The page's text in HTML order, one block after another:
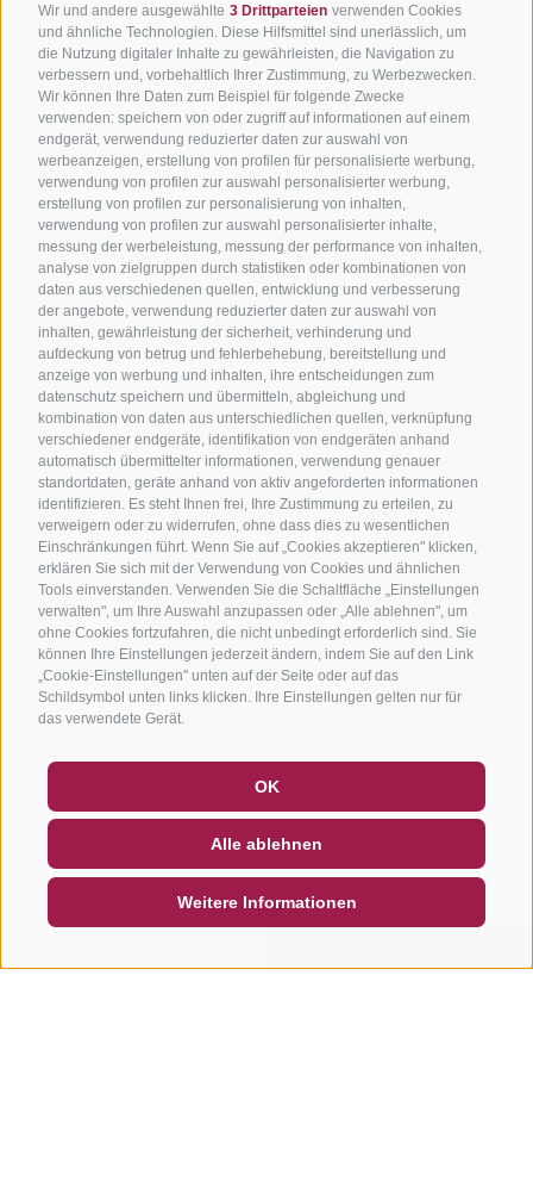
Wir und andere ausgewählte 3 Drittparteien verwenden Cookies
und ähnliche Technologien. Diese Hilfsmittel sind unerlässlich, um
die Nutzung digitaler Inhalte zu gewährleisten, die Navigation zu
verbessern und, vorbehaltlich Ihrer Zustimmung, zu Werbezwecken.
Wir können Ihre Daten zum Beispiel für folgende Zwecke
verwenden: speichern von oder zugriff auf informationen auf einem
endgerät, verwendung reduzierter daten zur auswahl von
werbeanzeigen, erstellung von profilen für personalisierte werbung,
verwendung von profilen zur auswahl personalisierter werbung,
erstellung von profilen zur personalisierung von inhalten,
verwendung von profilen zur auswahl personalisierter inhalte,
messung der werbeleistung, messung der performance von inhalten,
analyse von zielgruppen durch statistiken oder kombinationen von
daten aus verschiedenen quellen, entwicklung und verbesserung
der angebote, verwendung reduzierter daten zur auswahl von
inhalten, gewährleistung der sicherheit, verhinderung und
aufdeckung von betrug und fehlerbehebung, bereitstellung und
anzeige von werbung und inhalten, ihre entscheidungen zum
datenschutz speichern und übermitteln, abgleichung und
kombination von daten aus unterschiedlichen quellen, verknüpfung
verschiedener endgeräte, identifikation von endgeräten anhand
automatisch übermittelter informationen, verwendung genauer
standortdaten, geräte anhand von aktiv angeforderten informationen
identifizieren. Es steht Ihnen frei, Ihre Zustimmung zu erteilen, zu
verweigern oder zu widerrufen, ohne dass dies zu wesentlichen
Einschränkungen führt. Wenn Sie auf „Cookies akzeptieren" klicken,
erklären Sie sich mit der Verwendung von Cookies und ähnlichen
Tools einverstanden. Verwenden Sie die Schaltfläche „Einstellungen
verwalten", um Ihre Auswahl anzupassen oder „Alle ablehnen", um
ohne Cookies fortzufahren, die nicht unbedingt erforderlich sind. Sie
können Ihre Einstellungen jederzeit ändern, indem Sie auf den Link
„Cookie-Einstellungen" unten auf der Seite oder auf das
Schildsymbol unten links klicken. Ihre Einstellungen gelten nur für
das verwendete Gerät.
OK
Alle ablehnen
Weitere Informationen
NEWSLETTER
SOCIAL WALL WETTER